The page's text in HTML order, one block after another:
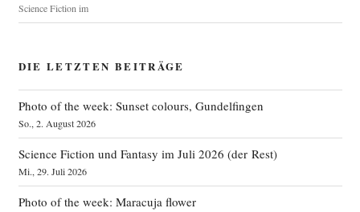
Science Fiction im
DIE LETZTEN BEITRÄGE
Photo of the week: Sunset colours, Gundelfingen
So., 2. August 2026
Science Fiction und Fantasy im Juli 2026 (der Rest)
Mi., 29. Juli 2026
Photo of the week: Maracuja flower